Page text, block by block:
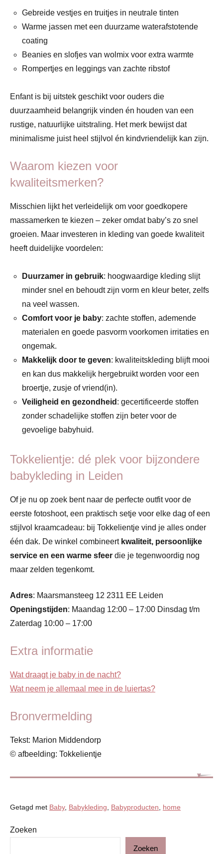
Gebreide vestjes en truitjes in neutrale tinten
Warme jassen met een duurzame waterafstotende
coating
Beanies en slofjes van wolmix voor extra warmte
Rompertjes en leggings van zachte ribstof
Enfant is bij uitstek geschikt voor ouders die
duurzaamheid belangrijk vinden én houden van een
rustige, natuurlijke uitstraling. Het merk bewijst dat
minimalisme juist heel stijlvol én kindvriendelijk kan zijn.
Waarom kiezen voor
kwaliteitsmerken?
Misschien lijkt het verleidelijk om voor goedkopere
massamerken te kiezen – zeker omdat baby’s zo snel
groeien. Maar investeren in kleding van goede kwaliteit
heeft duidelijke voordelen:
Duurzamer in gebruik: hoogwaardige kleding slijt
minder snel en behoudt zijn vorm en kleur beter, zelfs
na veel wassen.
Comfort voor je baby: zachte stoffen, ademende
materialen en goede pasvorm voorkomen irritaties en
ongemak.
Makkelijk door te geven: kwaliteitskleding blijft mooi
en kan dus makkelijk hergebruikt worden voor een
broertje, zusje of vriend(in).
Veiligheid en gezondheid : gecertificeerde stoffen
zonder schadelijke stoffen zijn beter voor de
gevoelige babyhuid.
Tokkelientje: dé plek voor bijzondere
babykleding in Leiden
Of je nu op zoek bent naar de perfecte outfit voor de
eerste fotoshoot, een praktisch setje voor elke dag of een
stijlvol kraamcadeau: bij Tokkelientje vind je alles onder
één dak. De winkel combineert kwaliteit, persoonlijke
service en een warme sfeer die je tegenwoordig nog
maar zelden tegenkomt.
Adres: Maarsmansteeg 12 2311 EE Leiden
Openingstijden: Maandag 12:00 – 17:00 Dinsdag t/m
Zaterdag 10:00 – 17:00
Extra informatie
Wat draagt je baby in de nacht?
Wat neem je allemaal mee in de luiertas?
Bronvermelding
Tekst: Marion Middendorp
© afbeelding: Tokkelientje
Getagd met Baby, Babykleding Babyproducten home
ADV
Zoeken
Zoeken